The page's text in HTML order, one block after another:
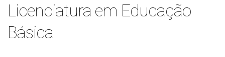
Licenciatura em Educação
Básica